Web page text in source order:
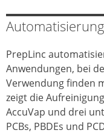
PrepLinc
Anwendungen, bei
Verwendung finden
zeigt die
AccuVap und drei
PCBs, PBDEs und